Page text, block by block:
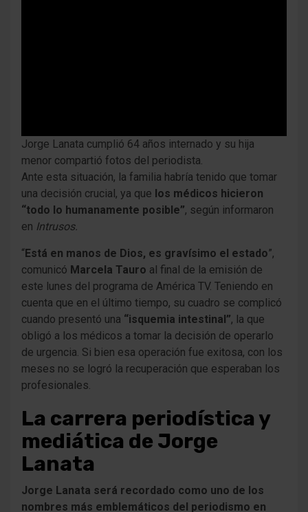
Jorge Lanata cumplió 64 años internado y su hija
menor compartió fotos del periodista.
Ante esta situación, la familia habría tenido que tomar
una decisión crucial, ya que los médicos hicieron
“todo lo humanamente posible”, según informaron
en Intrusos.
“Está en manos de Dios, es gravísimo el estado”,
comunicó Marcela Tauro al final de la emisión de
este lunes del programa de América TV. Teniendo en
cuenta que en el último tiempo, su cuadro se complicó
cuando presentó una “isquemia intestinal”, la que
obligó a los médicos a tomar la decisión de operarlo
de urgencia. Si bien esa operación fue exitosa, con los
meses no se logró la recuperación que esperaban los
profesionales.
La carrera periodística y
mediática de Jorge
Lanata
Jorge Lanata será recordado como uno de los
nombres más emblemáticos del periodismo en